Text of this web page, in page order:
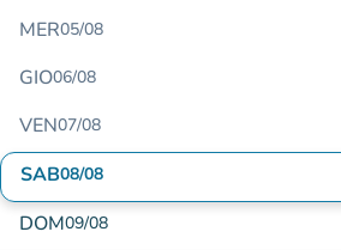
MER05/08
GIO06/08
VEN07/08
SAB08/08
DOM09/08